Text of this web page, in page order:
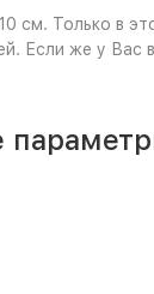
см. Только в
Если же у